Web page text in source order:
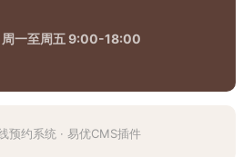
周一至周五 9:00-18:00
预约系统 · 易优CMS插件